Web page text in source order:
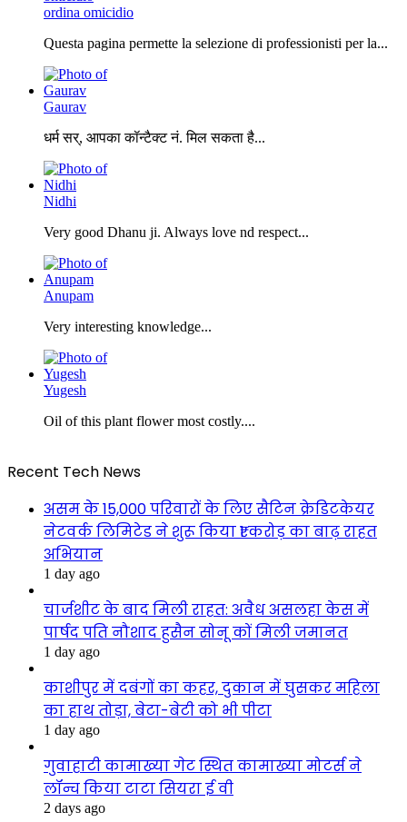
ordina omicidio
Questa pagina permette la selezione di professionisti per la...
Gaurav
धर्म सर्, आपका कॉन्टैक्ट नं. मिल सकता है...
Nidhi
Very good Dhanu ji. Always love nd respect...
Anupam
Very interesting knowledge...
Yugesh
Oil of this plant flower most costly....
Recent Tech News
असम के 15,000 परिवारों के लिए सैटिन क्रेडिटकेयर
नेटवर्क लिमिटेड ने शुरू किया ₹1 करोड़ का बाढ़ राहत
अभियान
1 day ago
चार्जशीट के बाद मिली राहत: अवैध असलहा केस में
पार्षद पति नौशाद हुसैन सोनू कों मिली जमानत
1 day ago
काशीपुर में दबंगों का कहर, दुकान में घुसकर महिला
का हाथ तोड़ा, बेटा-बेटी को भी पीटा
1 day ago
गुवाहाटी कामाख्या गेट स्थित कामाख्या मोटर्स ने
लॉन्च किया टाटा सियरा ई वी
2 days ago